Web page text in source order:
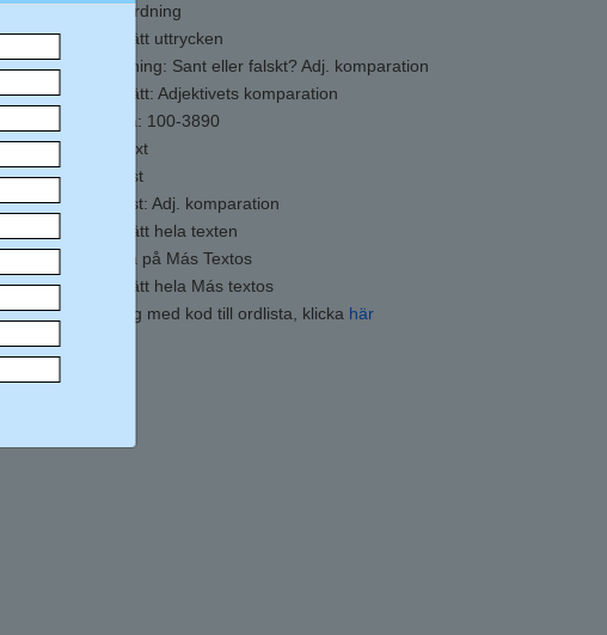
2
I rätt ordning
Översätt uttrycken
Hörövning: Sant eller falskt? Adj. komparation
Översätt: Adjektivets komparation
Lyssna: 100-3890
Lucktext
Minitest
Minitest: Adj. komparation
Översätt hela texten
Lyssna på Más Textos
Översätt hela Más textos
För övning med kod till ordlista, klicka här